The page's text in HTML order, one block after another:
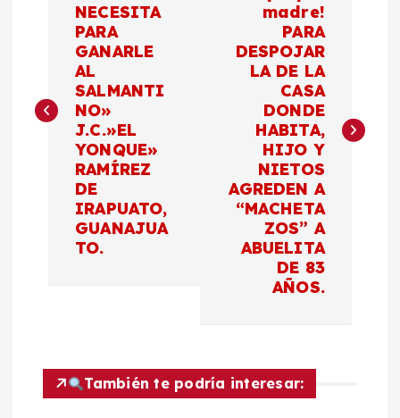
e
g
d
NECESITA
PARA
GANARLE
AL
SALMANTI
NO»
J.C.»EL
YONQUE»
RAMÍREZ
DE
IRAPUATO,
GUANAJUA
TO.
madre!
PARA
DESPOJAR
LA DE LA
CASA
DONDE
HABITA,
HIJO Y
NIETOS
AGREDEN A
“MACHETA
ZOS” A
ABUELITA
DE 83
AÑOS.
También te podría interesar: